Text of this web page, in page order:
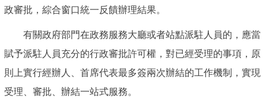
政審批，綜合窗口統一反饋辦理結果。
有關政府部門在政務服務大廳或者站點派駐人員的，應當
賦予派駐人員充分的行政審批許可權，對已經受理的事項，原
則上實行經辦人、首席代表最多簽兩次辦結的工作機制，實現
受理、審批、辦結一站式服務。